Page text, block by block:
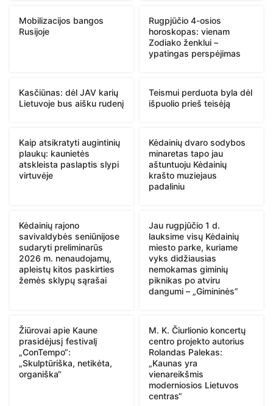
Mobilizacijos bangos
Rusijoje
Rugpjūčio 4-osios
horoskopas: vienam
Zodiako ženklui –
ypatingas perspėjimas
Kasčiūnas: dėl JAV karių
Lietuvoje bus aišku rudenį
Teismui perduota byla dėl
išpuolio prieš teisėją
Kaip atsikratyti augintinių
plaukų: kaunietės
atskleista paslaptis slypi
virtuvėje
Kėdainių dvaro sodybos
minaretas tapo jau
aštuntuoju Kėdainių
krašto muziejaus
padaliniu
Kėdainių rajono
savivaldybės seniūnijose
sudaryti preliminarūs
2026 m. nenaudojamų,
apleistų kitos paskirties
žemės sklypų sąrašai
Jau rugpjūčio 1 d.
lauksime visų Kėdainių
miesto parke, kuriame
vyks didžiausias
nemokamas giminių
piknikas po atviru
dangumi – „Gimininės”
Žiūrovai apie Kaune
prasidėjusį festivalį
„ConTempo“:
„Skulptūriška, netikėta,
organiška“
M. K. Čiurlionio koncertų
centro projekto autorius
Rolandas Palekas:
„Kaunas yra
vienareikšmis
moderniosios Lietuvos
centras“